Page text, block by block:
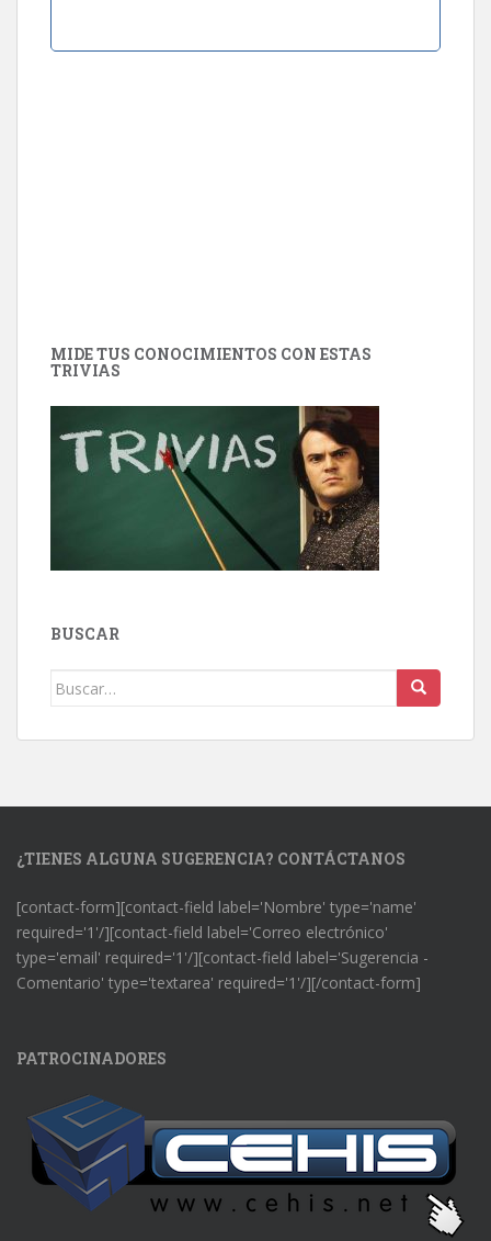
MIDE TUS CONOCIMIENTOS CON ESTAS
TRIVIAS
BUSCAR
Buscar:
¿TIENES ALGUNA SUGERENCIA? CONTÁCTANOS
[contact-form][contact-field label='Nombre' type='name'
required='1'/][contact-field label='Correo electrónico'
type='email' required='1'/][contact-field label='Sugerencia -
Comentario' type='textarea' required='1'/][/contact-form]
PATROCINADORES